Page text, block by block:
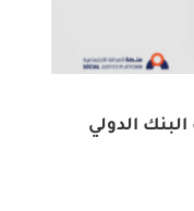
الدولي